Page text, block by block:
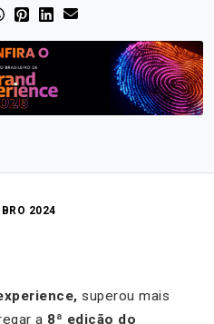
2024
superou mais
a 8ª edição do